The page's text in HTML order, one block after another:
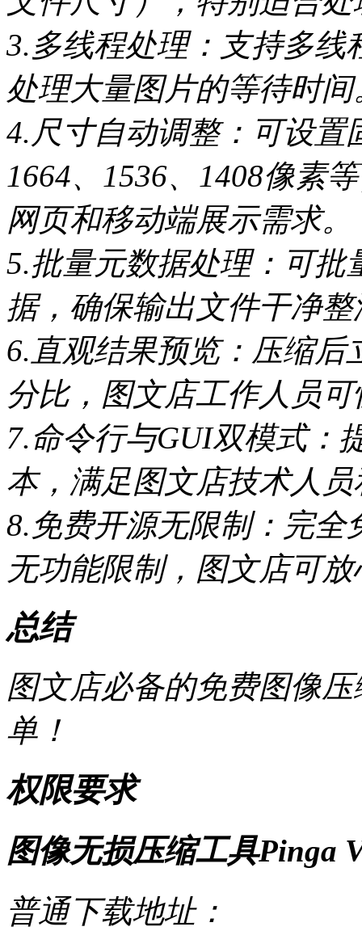
3.多线程处理：支持多线
处理大量图片的等待时间
4.尺寸自动调整：可设置
1664、1536、1408像素
网页和移动端展示需求。
5.批量元数据处理：可批
据，确保输出文件干净
6.直观结果预览：压缩
分比，图文店工作人员
7.命令行与GUI双模式：
本，满足图文店技术人
8.免费开源无限制：完全
无功能限制，图文店可
总结
图文店必备的免费图像
单！
权限要求
图像无损压缩工具Pinga
普通下载地址：